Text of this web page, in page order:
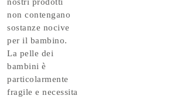
non contengano
sostanze nocive
per il bambino.
La pelle dei
bambini è
particolarmente
fragile e necessita